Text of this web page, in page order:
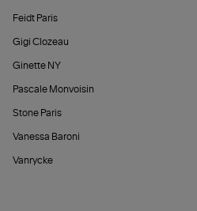
Feidt Paris
Gigi Clozeau
Ginette NY
Pascale Monvoisin
Stone Paris
Vanessa Baroni
Vanrycke